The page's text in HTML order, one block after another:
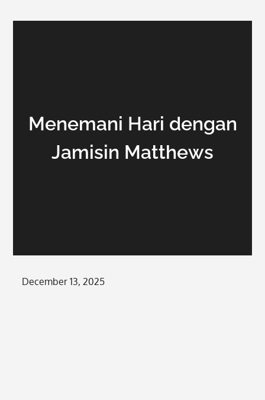
Menemani Hari dengan
Jamisin Matthews
Posted
December 13, 2025